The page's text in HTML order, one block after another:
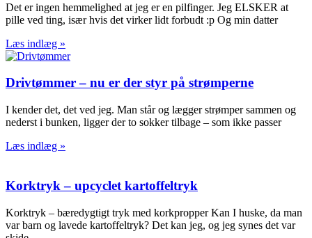
Det er ingen hemmelighed at jeg er en pilfinger. Jeg ELSKER at
pille ved ting, især hvis det virker lidt forbudt :p Og min datter
Læs indlæg »
Drivtømmer – nu er der styr på strømperne
I kender det, det ved jeg. Man står og lægger strømper sammen og
nederst i bunken, ligger der to sokker tilbage – som ikke passer
Læs indlæg »
Korktryk – upcyclet kartoffeltryk
Korktryk – bæredygtigt tryk med korkpropper Kan I huske, da man
var barn og lavede kartoffeltryk? Det kan jeg, og jeg synes det var